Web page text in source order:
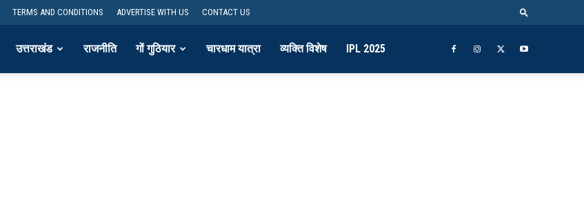
TERMS AND CONDITIONS ADVERTISE WITH US CONTACT US
उत्तराखंड राजनीति गों गुठियार चारधाम यात्रा व्यक्ति विशेष IPL 2025